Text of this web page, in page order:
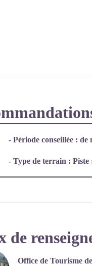
- Période conseillée : de
- Type de terrain : Piste
de
Office de Tourisme